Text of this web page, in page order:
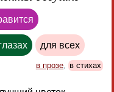
для всех
в прозе, в стихах